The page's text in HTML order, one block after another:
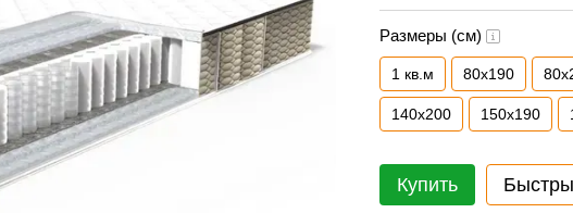
Размеры (см)
1 кв.м 80х190
140х200 150х190
Купить